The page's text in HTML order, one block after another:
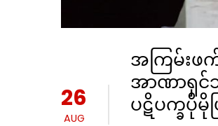
26
AUG
အကြမ်းဖ
အာဏာရှ
ပဋိပက္ခပိုမို